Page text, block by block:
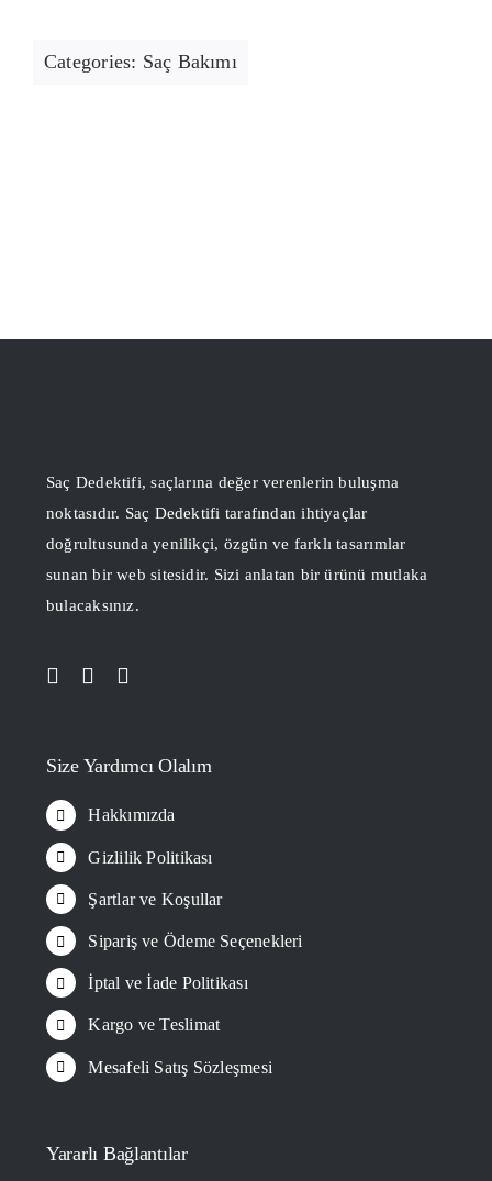
Categories: Saç Bakımı
Saç Dedektifi, saçlarına değer verenlerin buluşma
noktasıdır. Saç Dedektifi tarafından ihtiyaçlar
doğrultusunda yenilikçi, özgün ve farklı tasarımlar
sunan bir web sitesidir. Sizi anlatan bir ürünü mutlaka
bulacaksınız.
Yararlı Bağlantılar
Size Yardımcı Olalım
Hakkımızda
Gizlilik Politikası
Şartlar ve Koşullar
Sipariş ve Ödeme Seçenekleri
İptal ve İade Politikası
Kargo ve Teslimat
Mesafeli Satış Sözleşmesi